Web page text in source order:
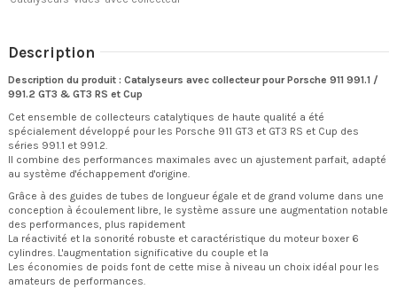
Description
Description du produit : Catalyseurs avec collecteur pour Porsche 911 991.1 /
991.2 GT3 & GT3 RS et Cup
Cet ensemble de collecteurs catalytiques de haute qualité a été
spécialement développé pour les Porsche 911 GT3 et GT3 RS et Cup des
séries 991.1 et 991.2.
Il combine des performances maximales avec un ajustement parfait, adapté
au système d'échappement d'origine.
Grâce à des guides de tubes de longueur égale et de grand volume dans une
conception à écoulement libre, le système assure une augmentation notable
des performances, plus rapidement
La réactivité et la sonorité robuste et caractéristique du moteur boxer 6
cylindres. L'augmentation significative du couple et la
Les économies de poids font de cette mise à niveau un choix idéal pour les
amateurs de performances.